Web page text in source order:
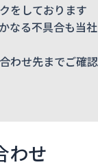
をしております
なる不具合も当社
わせ先までご確認
わせ